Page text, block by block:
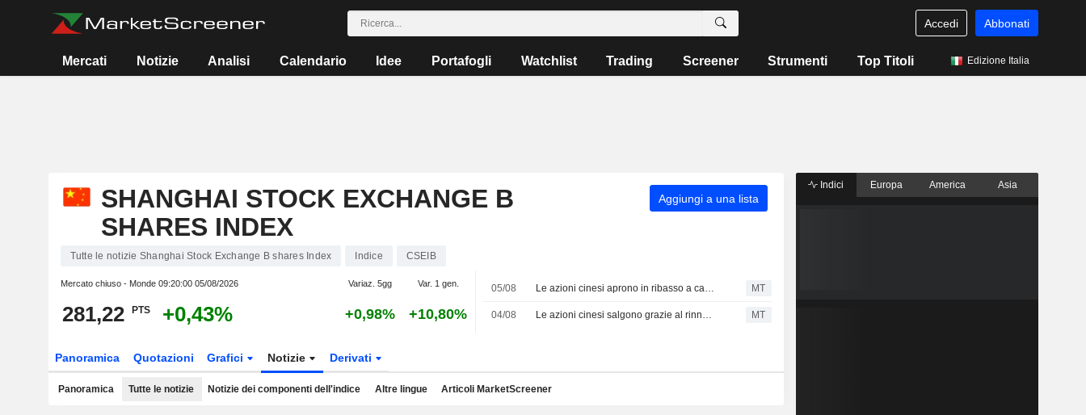
Accedi Abbonati
Mercati Notizie Analisi Calendario Idee Portafogli Watchlist Trading Screener Strumenti Top Titoli Edizione Italia
SHANGHAI STOCK EXCHANGE B
SHARES INDEX
Aggiungi a una lista
Tutte le notizie Shanghai Stock Exchange B shares Index Indice CSEIB
Mercato chiuso - Monde 09:20:00 05/08/2026 Variaz. 5gg Var. 1 gen.
281,22 PTS +0,43% +0,98% +10,80%
05/08 Le azioni cinesi aprono in ribasso a causa del rallentamento del settore dei servizi MT
04/08 Le azioni cinesi salgono grazie al rinnovato ottimismo per il settore tech locale; JLC Technology balza del 123% MT
Panoramica Quotazioni Grafici Notizie Derivati
Panoramica Tutte le notizie Notizie dei componenti dell'indice Altre lingue Articoli MarketScreener
Indici Europa America Asia